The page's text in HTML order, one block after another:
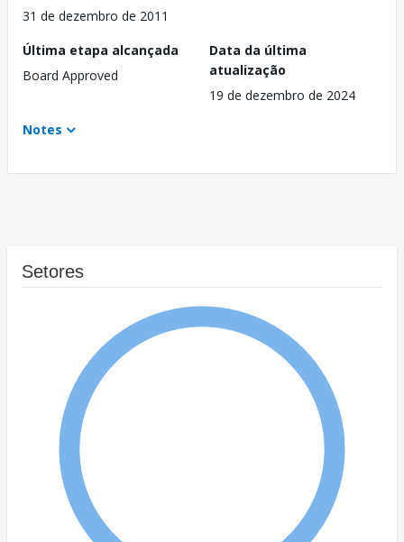
31 de dezembro de 2011
Última etapa alcançada
Board Approved
Data da última
atualização
19 de dezembro de 2024
Notes
Setores